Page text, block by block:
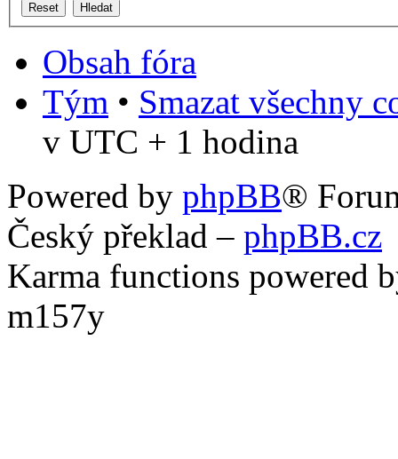
Obsah fóra
Tým • Smazat všechny
v UTC + 1 hodina
Powered by phpBB®
Český překlad – phpBB.cz
Karma functions powered
m157y